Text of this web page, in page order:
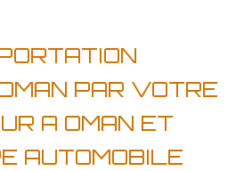
PAR VOTRE
A OMAN ET
AUTOMOBILE